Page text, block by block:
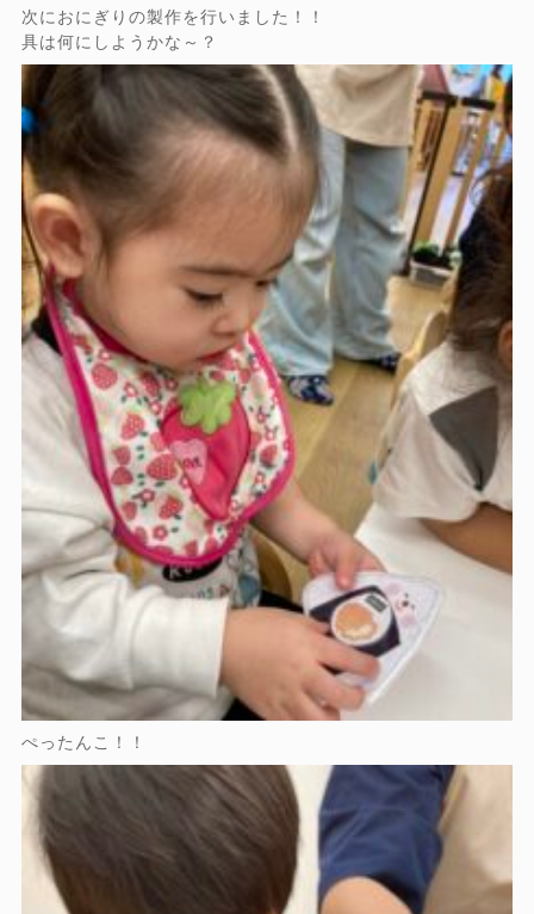
次におにぎりの製作を行いました！！
具は何にしようかな～？
ぺったんこ！！